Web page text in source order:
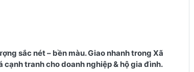
sắc nét – bền màu. Giao nhanh trong Xã
cạnh tranh cho doanh nghiệp & hộ gia đình.